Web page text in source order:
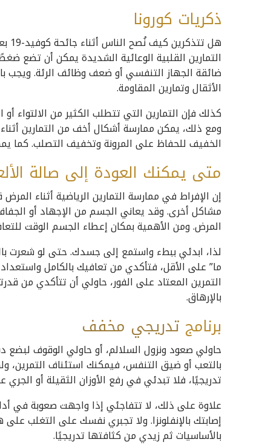
ذكريات كورونا
التمارين القلبية الوعائية الشديدة يمكن أن تضع
ضائقة الجهاز التنفسي أو ضعف وظائف الرئة. ويجب
الأثقال وتمارين المقاومة.
كذلك فإن التمارين التي تتطلب الكثير من الالتواء
ومع ذلك، يمكن ممارسة أشكال أخف من التمارين
الخفيف للحفاظ على المرونة وتخفيف التصلب. كما
متى يمكنك العودة إلى صالة
إن الإفراط في ممارسة التمارين الرياضية أثناء
مشاكل أخرى. وقد يعاني الجسم من الإجهاد أو
المرض. ومن الأهمية بمكان إعطاء الجسم الوقت
لذا، ابدئي ببطء واستمع إلى جسدك. حتى لو شعرت
ما” على الأقل، فتأكدي من تعافيك بالكامل
التمرين المعتاد على الفور، حاولي أن تتأكدي من
بالإرهاق.
برنامج تدريجي مخفف
حاولي صعود ونزول السلالم، أو حاولي الوقوف
بالتعب أو ضيق التنفس، فيمكنك استئناف التمرين،
تدريجيًا، فلا تبدئي في رفع الأوزان الثقيلة أو
علاوة على ذلك، لا تتفاجئي إذا واجهت صعوبة في
إصابتك بالإنفلونزا. ولا تجبري نفسك على التغلب على
بالأساسيات ثم زيدي من كثافتها تدريجيًا.